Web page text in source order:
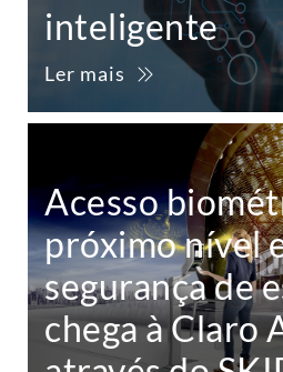
inteligente
Ler mais
Acesso
próximo nível
segurança de
chega à Claro